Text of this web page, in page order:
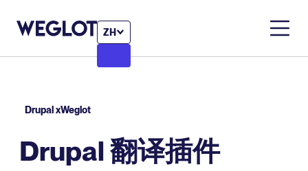
ZH
Drupal xWeglot
Drupal 翻译插件